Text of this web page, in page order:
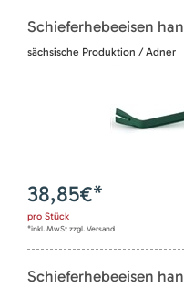
Schieferhebeeisen
sächsische Produktion / Adner
38,85€*
pro Stück
*inkl. MwSt zzgl. Versand
Schieferhebeeisen